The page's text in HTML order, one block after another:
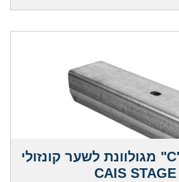
מסילה בפרופיל "C" מגולוונת לשער קונזולי